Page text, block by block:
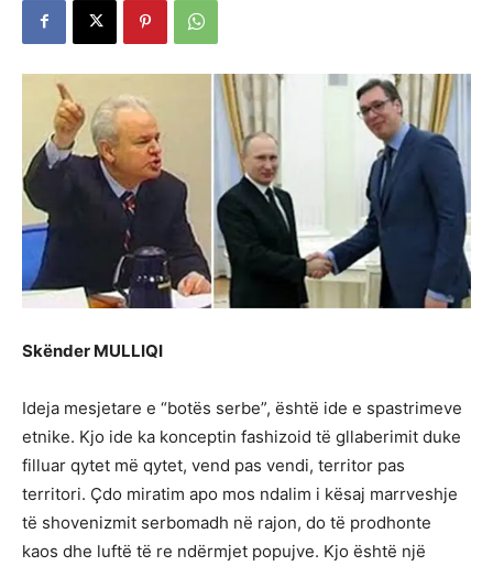
Skënder MULLIQI
Ideja mesjetare e “botës serbe”, është ide e spastrimeve
etnike. Kjo ide ka konceptin fashizoid të gllaberimit duke
filluar qytet më qytet, vend pas vendi, territor pas
territori. Çdo miratim apo mos ndalim i kësaj marrveshje
të shovenizmit serbomadh në rajon, do të prodhonte
kaos dhe luftë të re ndërmjet popujve. Kjo është një